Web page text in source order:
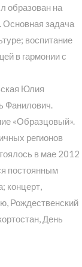
образован на
задача
воспитание
в гармонии с
Юлия
Фанилович.
«Образцовый».
регионов
в мае 2012
постоянным
концерт,
Рождественский
День